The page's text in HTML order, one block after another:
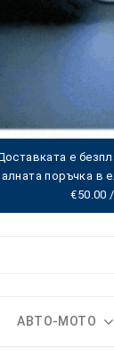
е
поръчка в
€50.00
АВТО-МОТО